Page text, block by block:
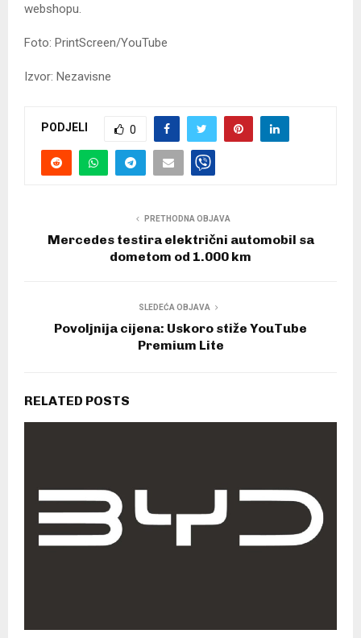
webshopu.
Foto: PrintScreen/YouTube
Izvor: Nezavisne
PODJELI 0
PRETHODNA OBJAVA
Mercedes testira električni automobil sa
dometom od 1.000 km
SLEDEĆA OBJAVA
Povoljnija cijena: Uskoro stiže YouTube
Premium Lite
RELATED POSTS